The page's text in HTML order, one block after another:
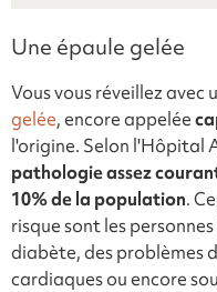
Une épaule gelée
Vous vous réveillez avec
gelée, encore appelée
l'origine. Selon l'Hôpital
pathologie assez
10% de la population.
risque sont les
diabète, des problèmes
cardiaques ou encore